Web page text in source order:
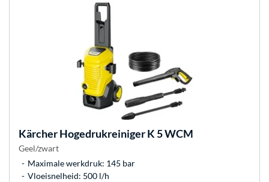
KärcherHogedrukreiniger K 5 WCM
Geel/zwart
Maximale werkdruk: 145 bar
Vloeisnelheid: 500 l/h